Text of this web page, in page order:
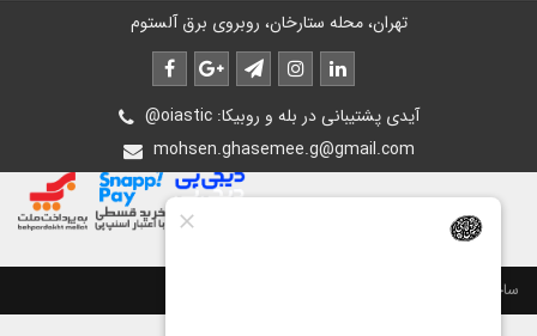
تهران، محله ستارخان، روبروی برق آلستوم
@oiastic :آیدی پشتیبانی در بله و روبیکا
mohsen.ghasemee.g@gmail.com
سایت توسط